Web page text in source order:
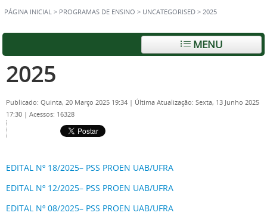
PÁGINA INICIAL > PROGRAMAS DE ENSINO > UNCATEGORISED > 2025
MENU
2025
Publicado: Quinta, 20 Março 2025 19:34 | Última Atualização: Sexta, 13 Junho 2025
17:30 | Acessos: 16328
EDITAL Nº 18/2025– PSS PROEN UAB/UFRA
EDITAL Nº 12/2025– PSS PROEN UAB/UFRA
EDITAL Nº 08/2025– PSS PROEN UAB/UFRA